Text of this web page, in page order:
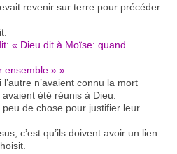
revenir sur terre pour précéder
« Dieu dit à Moïse: quand
ensemble ».»
n’avaient connu la mort
avaient été réunis à Dieu.
de chose pour justifier leur
c’est qu’ils doivent avoir un lien